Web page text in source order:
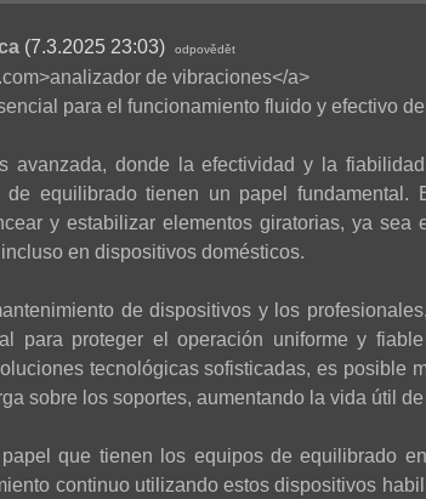
(7.3.2025 23:03) odpovědět
de vibraciones</a>
para el funcionamiento fluido y efectivo
avanzada, donde la efectividad y la
equilibrado tienen un papel fundamental.
y estabilizar elementos giratorias, ya sea
en dispositivos domésticos.
de dispositivos y los
para proteger el operación uniforme y
tecnológicas sofisticadas, es posible
sobre los soportes, aumentando la vida útil
que tienen los equipos de equilibrado
continuo utilizando estos dispositivos